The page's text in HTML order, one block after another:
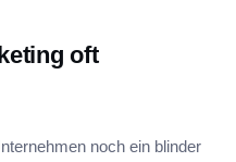
oft
noch ein blinder